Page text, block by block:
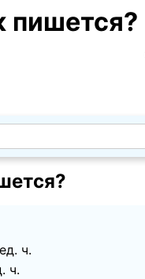
пишется?
ч.
ч.